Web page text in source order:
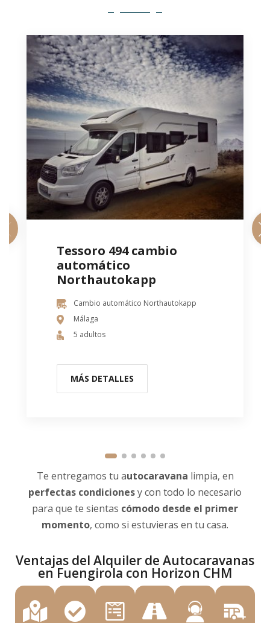
Tessoro 494 cambio
automático
Northautokapp
Cambio automático Northautokapp
Málaga
5 adultos
MÁS DETALLES
Te entregamos tu autocaravana limpia, en
perfectas condicionesy con todo lo necesario
para que te sientas cómodo desde el primer
momento, como si estuvieras en tu casa.
Ventajas del Alquiler de Autocaravanas
en Fuengirola con Horizon CHM